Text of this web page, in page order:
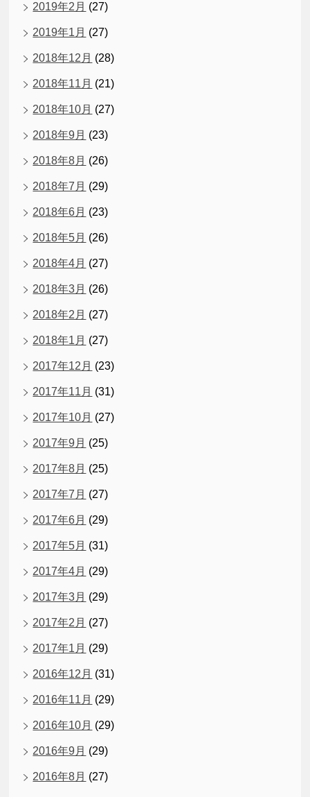
2019年2月 (27)
2019年1月 (27)
2018年12月 (28)
2018年11月 (21)
2018年10月 (27)
2018年9月 (23)
2018年8月 (26)
2018年7月 (29)
2018年6月 (23)
2018年5月 (26)
2018年4月 (27)
2018年3月 (26)
2018年2月 (27)
2018年1月 (27)
2017年12月 (23)
2017年11月 (31)
2017年10月 (27)
2017年9月 (25)
2017年8月 (25)
2017年7月 (27)
2017年6月 (29)
2017年5月 (31)
2017年4月 (29)
2017年3月 (29)
2017年2月 (27)
2017年1月 (29)
2016年12月 (31)
2016年11月 (29)
2016年10月 (29)
2016年9月 (29)
2016年8月 (27)